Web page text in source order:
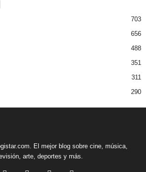
703
656
488
351
311
290
El mejor blog sobre cine, música,
arte, deportes y más.